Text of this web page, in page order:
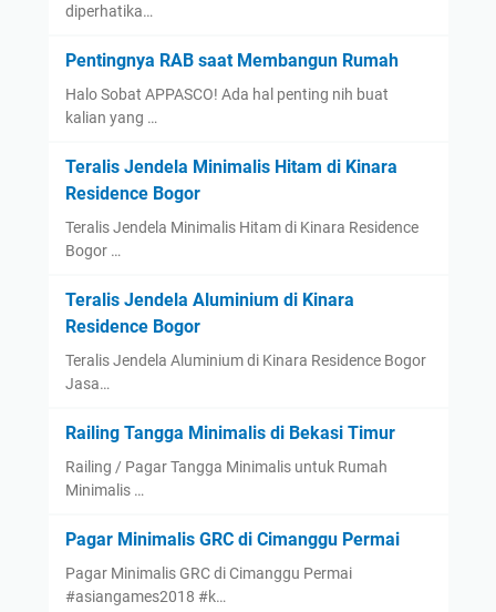
diperhatika…
Pentingnya RAB saat Membangun Rumah
Halo Sobat APPASCO! Ada hal penting nih buat
kalian yang …
Teralis Jendela Minimalis Hitam di Kinara
Residence Bogor
Teralis Jendela Minimalis Hitam di Kinara Residence
Bogor …
Teralis Jendela Aluminium di Kinara
Residence Bogor
Teralis Jendela Aluminium di Kinara Residence Bogor
Jasa…
Railing Tangga Minimalis di Bekasi Timur
Railing / Pagar Tangga Minimalis untuk Rumah
Minimalis …
Pagar Minimalis GRC di Cimanggu Permai
Pagar Minimalis GRC di Cimanggu Permai
#asiangames2018 #k…